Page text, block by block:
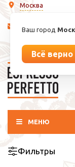
Москва
Ваш город
Всё верно
МЕНЮ
Фильтры